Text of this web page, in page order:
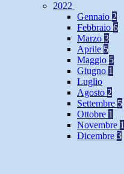
2022
Gennaio 2
Febbraio 6
Marzo 3
Aprile 5
Maggio 5
Giugno 1
Luglio
Agosto 2
Settembre 5
Ottobre 1
Novembre 1
Dicembre 3